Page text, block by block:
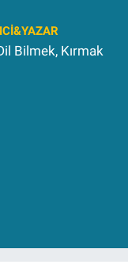
Bilmek, Kırmak